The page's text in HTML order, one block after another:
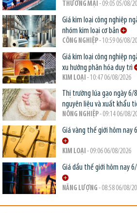
THƯƠNG MẠI - 09:05 05/08/
Giá kim loại công nghiệp
nhóm kim loại cơ bản
CÔNG NGHIỆP- 10:59 06/08/
Giá kim loại công nghiệp
xu hướng phân hóa duy trì
KIM LOẠI - 10:47 06/08/2026
Thị trường lúa gạo ngày 6/
nguyên liệu và xuất khẩu
NÔNG NGHIỆP- 09:14 06/08/
Giá vàng thế giới hôm nay
KIM LOẠI - 09:06 06/08/2026
Giá dầu thế giới hôm nay
NĂNG LƯỢNG - 08:58 06/08/